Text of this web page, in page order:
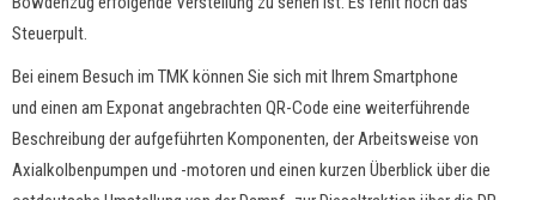
Steuerpult.
Bei einem Besuch im TMK können Sie sich mit Ihrem Smartphone
und einen am Exponat angebrachten QR-Code eine weiterführende
Beschreibung der aufgeführten Komponenten, der Arbeitsweise von
Axialkolbenpumpen und -motoren und einen kurzen Überblick über die